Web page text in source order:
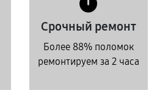
Срочный ремонт
Более 88% поломок
ремонтируем за 2 часа